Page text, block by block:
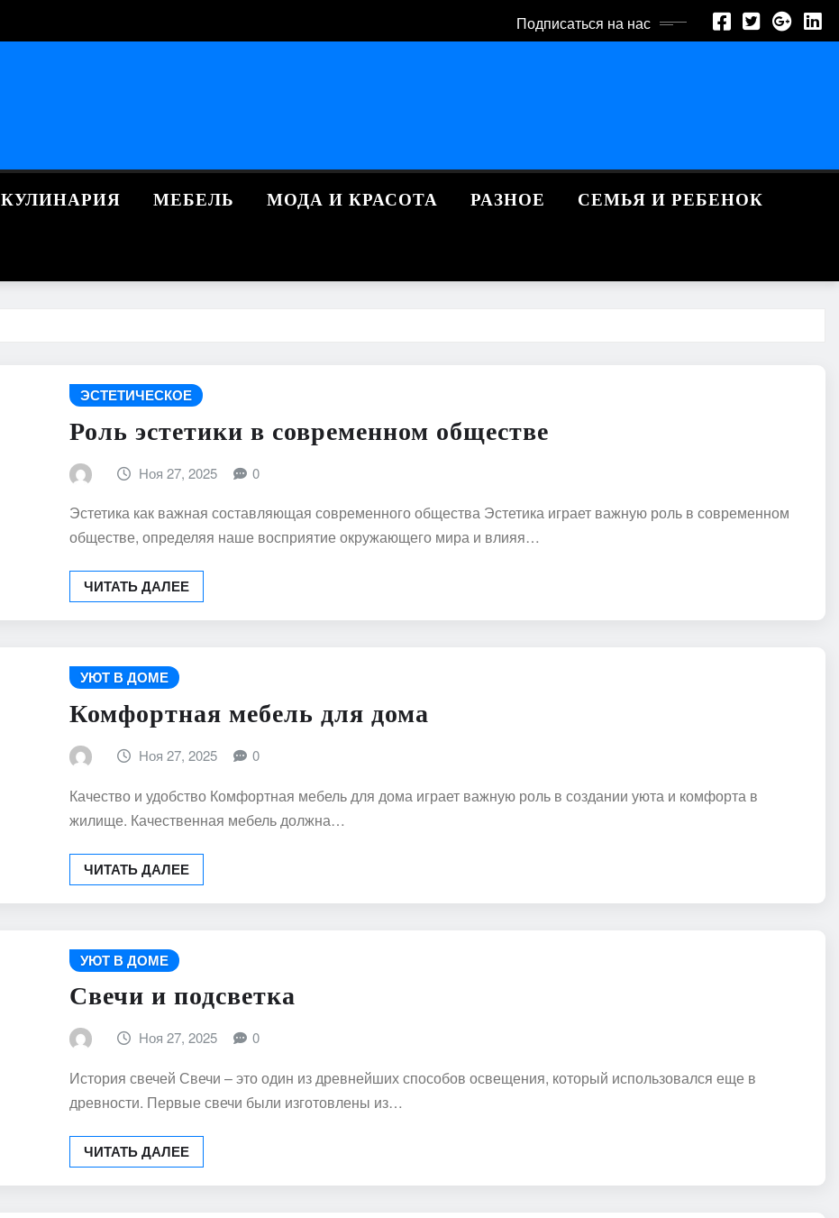
Подписаться на нас
КУЛИНАРИЯ МЕБЕЛЬ МОДА И КРАСОТА РАЗНОЕ СЕМЬЯ И РЕБЕНОК
ЭСТЕТИЧЕСКОЕ
Роль эстетики в современном обществе
Ноя 27, 2025 0
Эстетика как важная составляющая современного общества Эстетика играет важную роль в современном
обществе, определяя наше восприятие окружающего мира и влияя…
ЧИТАТЬ ДАЛЕЕ
УЮТ В ДОМЕ
Комфортная мебель для дома
Ноя 27, 2025 0
Качество и удобство Комфортная мебель для дома играет важную роль в создании уюта и комфорта в
жилище. Качественная мебель должна…
ЧИТАТЬ ДАЛЕЕ
УЮТ В ДОМЕ
Свечи и подсветка
Ноя 27, 2025 0
История свечей Свечи – это один из древнейших способов освещения, который использовался еще в
древности. Первые свечи были изготовлены из…
ЧИТАТЬ ДАЛЕЕ